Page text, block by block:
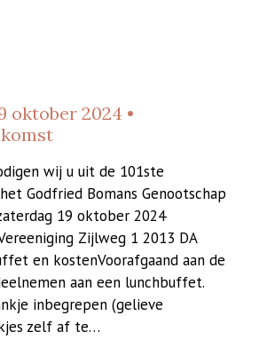
oktober 2024 •
wij u uit de 101ste
Godfried Bomans Genootschap
19 oktober 2024
Zijlweg 1 2013 DA
en kostenVoorafgaand aan de
aan een lunchbuffet.
inbegrepen (gelieve
zelf af te…